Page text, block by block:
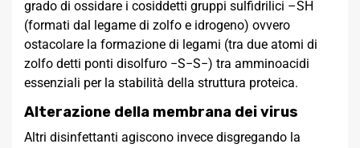
grado di ossidare i cosiddetti gruppi sulfidrilici –SH
(formati dal legame di zolfo e idrogeno) ovvero
ostacolare la formazione di legami (tra due atomi di
zolfo detti ponti disolfuro −S−S−) tra amminoacidi
essenziali per la stabilità della struttura proteica.
Alterazione della membrana dei virus
Altri disinfettanti agiscono invece disgregando la